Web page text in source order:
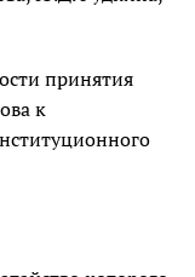
принятия
к